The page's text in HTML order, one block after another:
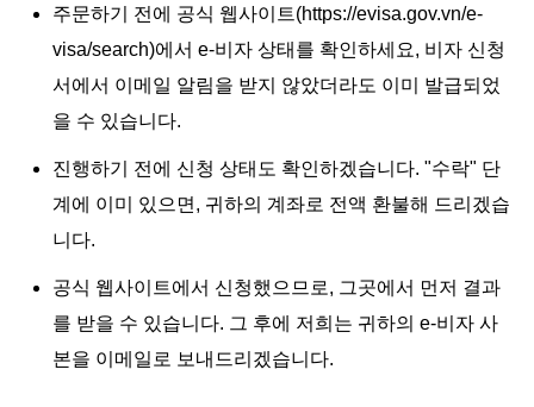
주문하기 전에 공식 웹사이트(https://evisa.gov.vn/e-
visa/search)에서 e-비자 상태를 확인하세요, 비자 신청
서에서 이메일 알림을 받지 않았더라도 이미 발급되었
을 수 있습니다.
진행하기 전에 신청 상태도 확인하겠습니다. "수락" 단
계에 이미 있으면, 귀하의 계좌로 전액 환불해 드리겠습
니다.
공식 웹사이트에서 신청했으므로, 그곳에서 먼저 결과
를 받을 수 있습니다. 그 후에 저희는 귀하의 e-비자 사
본을 이메일로 보내드리겠습니다.